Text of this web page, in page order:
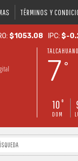
TÉRMINOS Y
$1053.08 IPC:$-
TALCAHUANO
7 °
10 °
DOM